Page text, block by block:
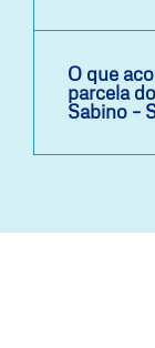
O que
parcela
Sabino –